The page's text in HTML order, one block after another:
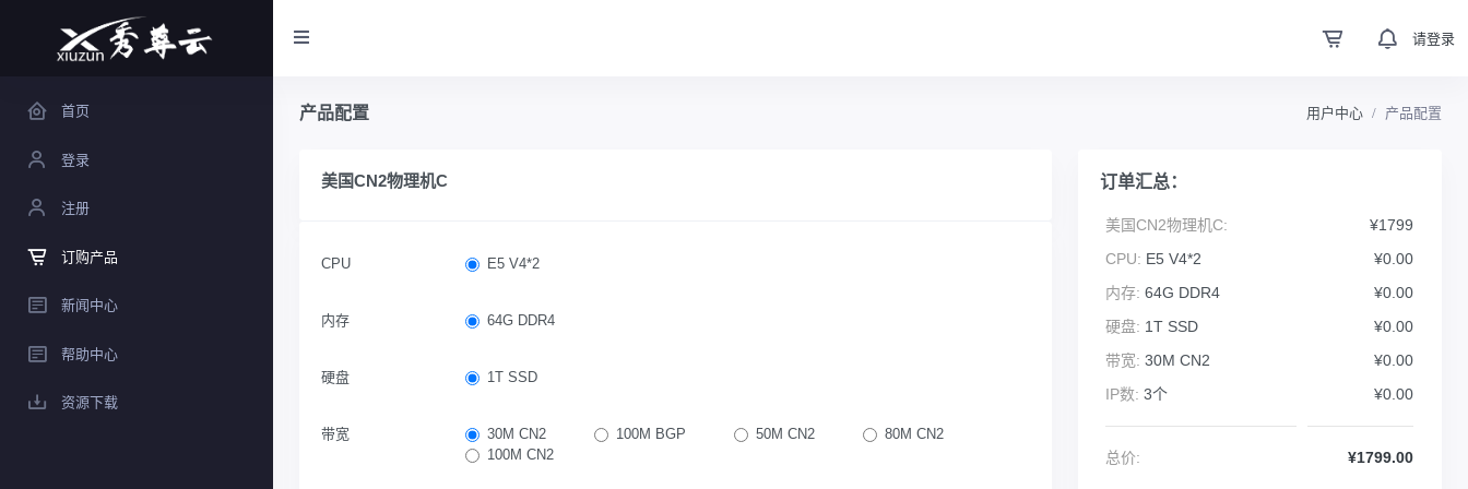
请登录
首页
登录
注册
订购产品
新闻中心
帮助中心
资源下载
产品配置 用户中心 产品配置
美国CN2物理机C
CPU E5 V4*2
内存 64G DDR4
硬盘 1T SSD
带宽 30M CN2 100M BGP 50M CN2
80M CN2
100M CN2
订单汇总：
美国CN2物理机C:
¥1799
CPU: E5 V4*2
¥0.00
内存: 64G DDR4
¥0.00
硬盘: 1T SSD
¥0.00
带宽: 30M CN2
¥0.00
IP数: 3个 ¥0.00
总价: ¥1799.00